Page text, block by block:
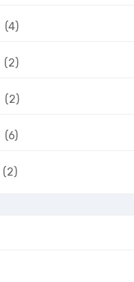
(4)
(2)
(2)
(6)
(2)